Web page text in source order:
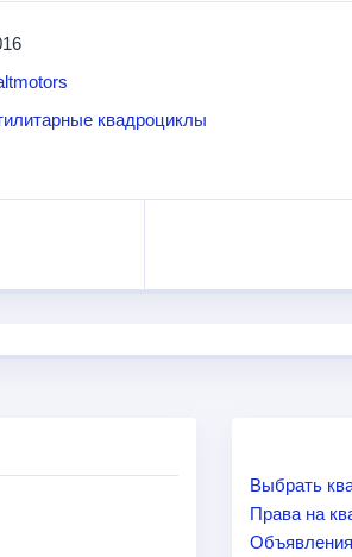
до 90 км/ч.
данной модели можно также
квадроциклы
Выбрать
Права на
Объявления